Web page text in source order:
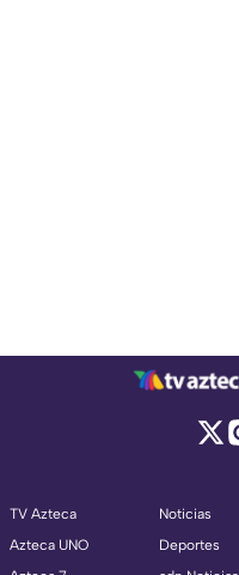
TV Azteca
Azteca UNO
Noticias
Deportes